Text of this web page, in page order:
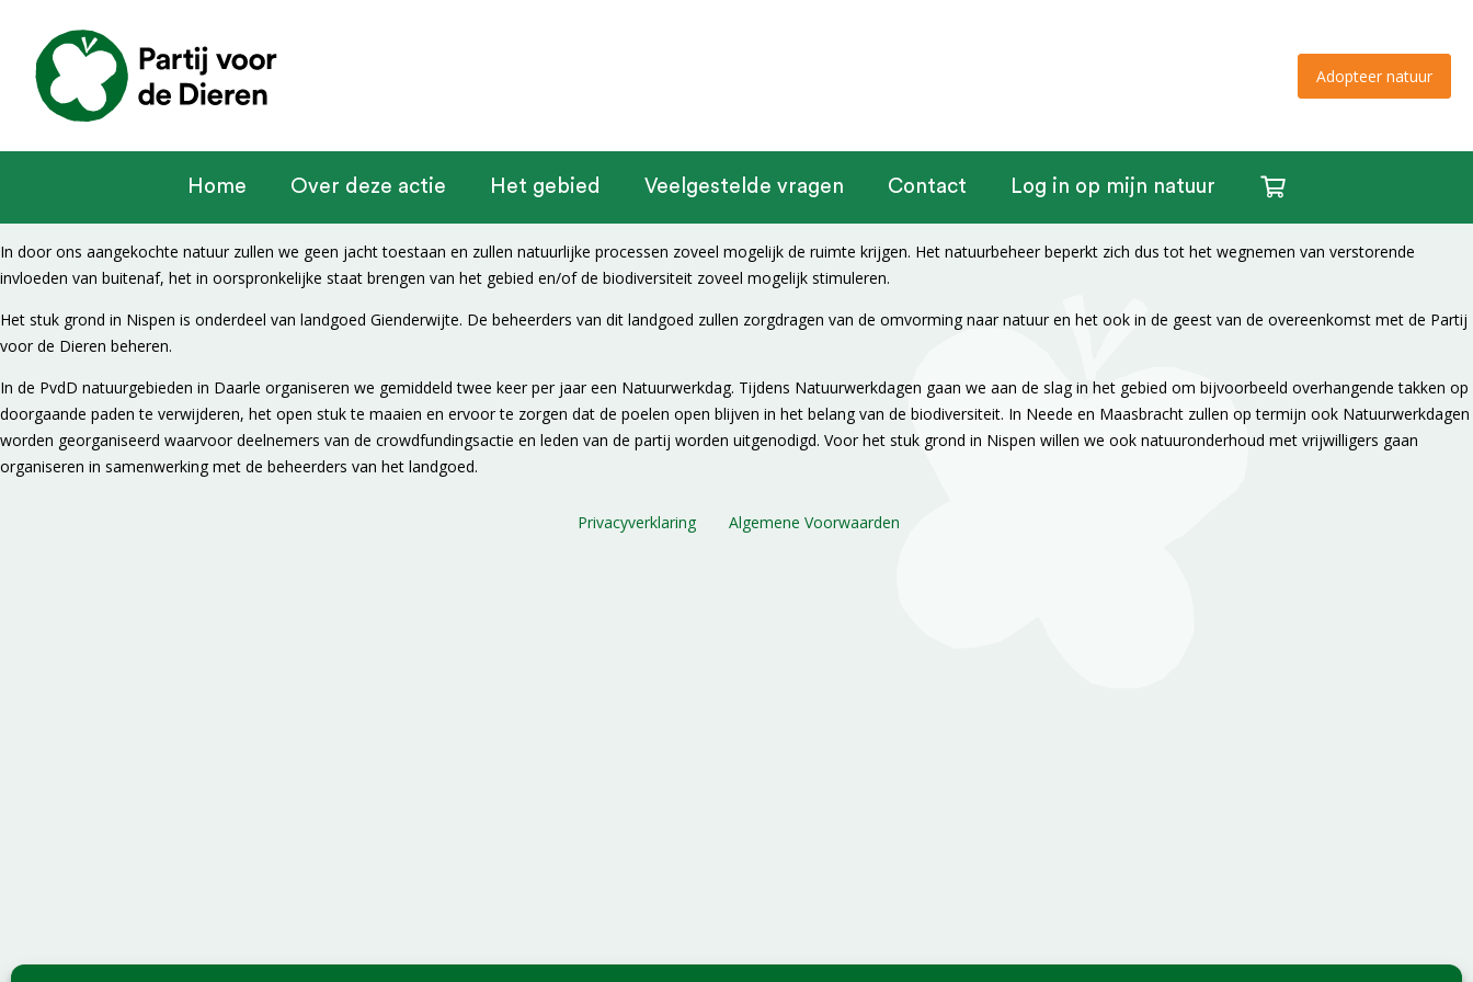
Adopteer natuur
Home Over deze actie Het gebied Veelgestelde vragen Contact Log in op mijn natuur
In door ons aangekochte natuur zullen we geen jacht toestaan en zullen natuurlijke processen zoveel mogelijk de ruimte krijgen. Het natuurbeheer beperkt zich dus tot het wegnemen van verstorende
invloeden van buitenaf, het in oorspronkelijke staat brengen van het gebied en/of de biodiversiteit zoveel mogelijk stimuleren.
Het stuk grond in Nispen is onderdeel van landgoed Gienderwijte. De beheerders van dit landgoed zullen zorgdragen van de omvorming naar natuur en het ook in de geest van de overeenkomst met de Partij
voor de Dieren beheren.
In de PvdD natuurgebieden in Daarle organiseren we gemiddeld twee keer per jaar een Natuurwerkdag. Tijdens Natuurwerkdagen gaan we aan de slag in het gebied om bijvoorbeeld overhangende takken op
doorgaande paden te verwijderen, het open stuk te maaien en ervoor te zorgen dat de poelen open blijven in het belang van de biodiversiteit. In Neede en Maasbracht zullen op termijn ook Natuurwerkdagen
worden georganiseerd waarvoor deelnemers van de crowdfundingsactie en leden van de partij worden uitgenodigd. Voor het stuk grond in Nispen willen we ook natuuronderhoud met vrijwilligers gaan
organiseren in samenwerking met de beheerders van het landgoed.
Privacyverklaring Algemene Voorwaarden